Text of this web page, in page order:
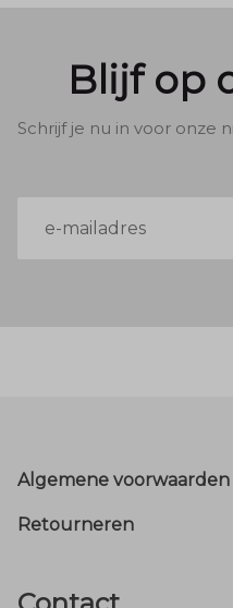
Blijf op
Schrijf je nu in voor onze
mailadres
Footer
Algemene voorwaarden
Retourneren